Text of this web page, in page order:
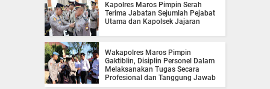
Kapolres Maros Pimpin Serah
Terima Jabatan Sejumlah Pejabat
Utama dan Kapolsek Jajaran
Wakapolres Maros Pimpin
Gaktiblin, Disiplin Personel Dalam
Melaksanakan Tugas Secara
Profesional dan Tanggung Jawab